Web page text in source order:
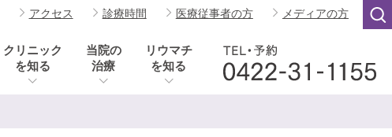
クリニック
を知る
当院の
治療
リウマチ
を知る
アクセス 診療時間 医療従事者の方 メディアの方